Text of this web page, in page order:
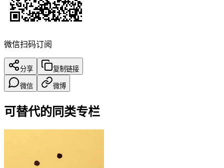
微信扫码订阅
分享 复制链接
微信 微博
可替代的同类专栏